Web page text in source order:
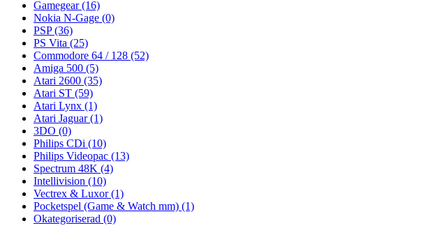
Gamegear(16)
Nokia N-Gage (0)
PSP(36)
PS Vita (25)
Commodore 64 / 128 (52)
Amiga 500 (5)
Atari 2600 (35)
Atari ST (59)
Atari Lynx (1)
Atari Jaguar(1)
3DO (0)
Philips CDi (10)
Philips Videopac (13)
Spectrum 48K (4)
Intellivision (10)
Vectrex & Luxor(1)
Pocketspel (Game & Watch mm) (1)
Okategoriserad (0)